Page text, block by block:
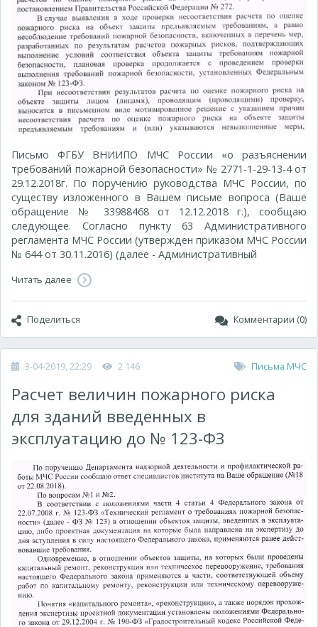
Письмо ФГБУ ВНИИПО МЧС России «о разъяснении
требований пожарной безопасности» № 2771-1-29-13-4 от
29.12.2018г. По поручению руководства МЧС России, по
существу изложенного в Вашем письме вопроса (Ваше
обращение № 33988468 от 12.12.2018 г.), сообщаю
следующее. Согласно пункту 63 Административного
регламента МЧС России (утвержден приказом МЧС России
№ 644 от 30.11.2016) (далее - Административный
Читать далее
Поделиться Комментарии (0)
3-04-2019, 22:29 2 146 Письма МЧС
Расчет величин пожарного риска
для зданий введенных в
эксплуатацию до № 123-ФЗ